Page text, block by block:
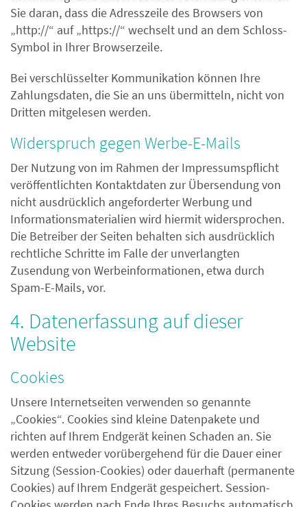
Sie daran, dass die Adresszeile des Browsers von
„http://“ auf „https://“ wechselt und an dem Schloss-
Symbol in Ihrer Browserzeile.
Bei verschlüsselter Kommunikation können Ihre
Zahlungsdaten, die Sie an uns übermitteln, nicht von
Dritten mitgelesen werden.
Widerspruch gegen Werbe-E-Mails
Der Nutzung von im Rahmen der Impressumspflicht
veröffentlichten Kontaktdaten zur Übersendung von
nicht ausdrücklich angeforderter Werbung und
Informationsmaterialien wird hiermit widersprochen.
Die Betreiber der Seiten behalten sich ausdrücklich
rechtliche Schritte im Falle der unverlangten
Zusendung von Werbeinformationen, etwa durch
Spam-E-Mails, vor.
4. Datenerfassung auf dieser
Website
Cookies
Unsere Internetseiten verwenden so genannte
„Cookies“. Cookies sind kleine Datenpakete und
richten auf Ihrem Endgerät keinen Schaden an. Sie
werden entweder vorübergehend für die Dauer einer
Sitzung (Session-Cookies) oder dauerhaft (permanente
Cookies) auf Ihrem Endgerät gespeichert. Session-